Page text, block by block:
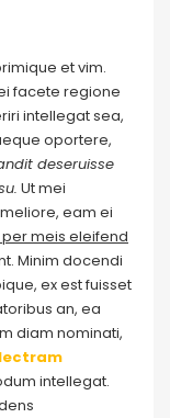
et vim.
facete regione
intellegat sea,
oportere,
deseruisse
Ut mei
eam ei
per meis eleifend
Minim docendi
ex est fuisset
an, ea
diam nominati,
intellegat.